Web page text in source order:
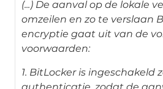
(...) De aanval op de lokale
omzeilen en zo te verslaan
encryptie gaat uit van de
voorwaarden:
1. BitLocker is ingeschakeld